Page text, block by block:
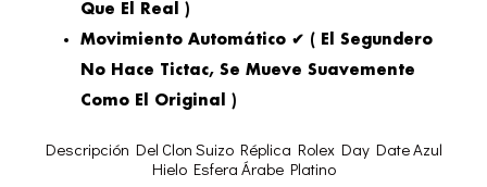
Que El Real )
Movimiento Automático ✔ ( El Segundero
No Hace Tictac, Se Mueve Suavemente
Como El Original )
Descripción Del Clon Suizo Réplica Rolex Day Date Azul
Hielo Esfera Árabe Platino